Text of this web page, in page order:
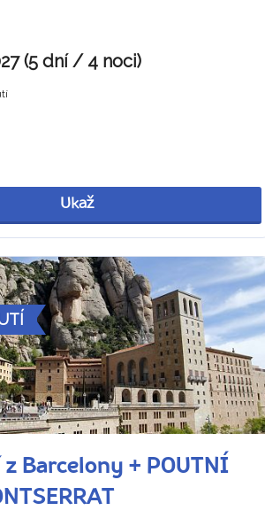
(5 dní / 4 noci)
Ukaž
Barcelony + POUTNÍ